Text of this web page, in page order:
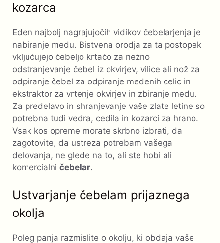
kozarca
Eden najbolj nagrajujočih vidikov čebelarjenja je
nabiranje medu. Bistvena orodja za ta postopek
vključujejo čebeljo krtačo za nežno
odstranjevanje čebel iz okvirjev, vilice ali nož za
odpiranje čebel za odpiranje medenih celic in
ekstraktor za vrtenje okvirjev in zbiranje medu.
Za predelavo in shranjevanje vaše zlate letine so
potrebna tudi vedra, cedila in kozarci za hrano.
Vsak kos opreme morate skrbno izbrati, da
zagotovite, da ustreza potrebam vašega
delovanja, ne glede na to, ali ste hobi ali
komercialni čebelar.
Ustvarjanje čebelam prijaznega
okolja
Poleg panja razmislite o okolju, ki obdaja vaše